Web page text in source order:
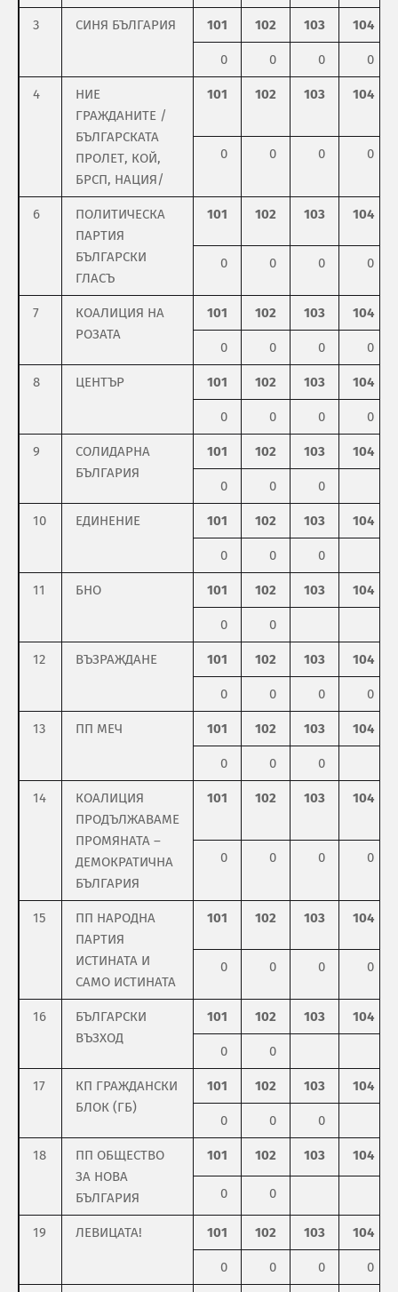
3 СИНЯ БЪЛГАРИЯ 101 102 103 104
0 0 0 0
4
НИЕ
ГРАЖДАНИТЕ /
БЪЛГАРСКАТА
ПРОЛЕТ, КОЙ,
БРСП, НАЦИЯ/
101 102 103 104
0 0 0 0
6
ПОЛИТИЧЕСКА
ПАРТИЯ
БЪЛГАРСКИ
ГЛАСЪ
101 102 103 104
0 0 0 0
7
КОАЛИЦИЯ НА
РОЗАТА
101 102 103 104
0 0 0 0
8 ЦЕНТЪР 101 102 103 104
0 0 0 0
9
СОЛИДАРНА
БЪЛГАРИЯ
101 102 103 104
0 0 0
10 ЕДИНЕНИЕ 101 102 103 104
0 0 0
11 БНО 101 102 103 104
0 0
12 ВЪЗРАЖДАНЕ 101 102 103 104
0 0 0 0
13 ПП МЕЧ 101 102 103 104
0 0 0
14
КОАЛИЦИЯ
ПРОДЪЛЖАВАМЕ
ПРОМЯНАТА –
ДЕМОКРАТИЧНА
БЪЛГАРИЯ
101 102 103 104
0 0 0 0
15
ПП НАРОДНА
ПАРТИЯ
ИСТИНАТА И
САМО ИСТИНАТА
101 102 103 104
0 0 0 0
16
БЪЛГАРСКИ
ВЪЗХОД
101 102 103 104
0 0
17
КП ГРАЖДАНСКИ
БЛОК (ГБ)
101 102 103 104
0 0 0
18
ПП ОБЩЕСТВО
ЗА НОВА
БЪЛГАРИЯ
101 102 103 104
0 0
19 ЛЕВИЦАТА! 101 102 103 104
0 0 0 0